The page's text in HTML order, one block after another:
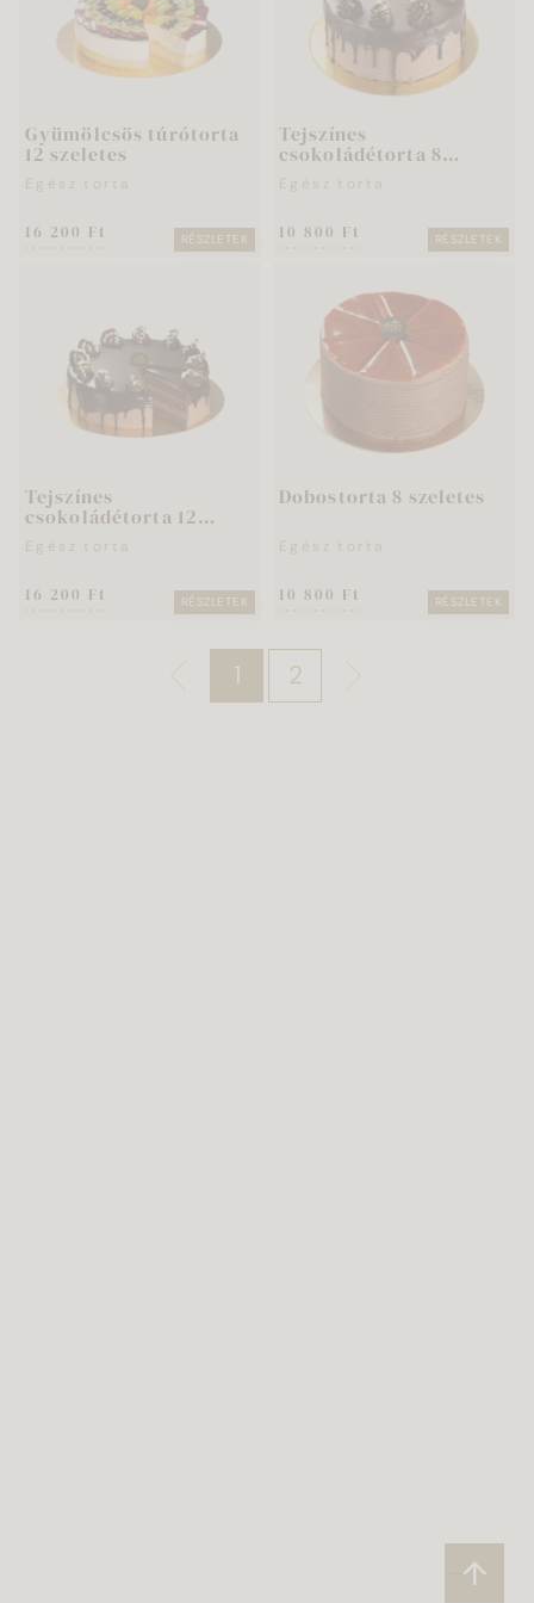
Gyümölcsös túrótorta
12 szeletes
Egész torta
16 200 Ft RÉSZLETEK
Tejszínes
csokoládétorta 8
szeletes
Egész torta
10 800 Ft RÉSZLETEK
Tejszínes
csokoládétorta 12
szeletes
Egész torta
16 200 Ft RÉSZLETEK
Dobostorta 8 szeletes
Egész torta
10 800 Ft RÉSZLETEK
1 2